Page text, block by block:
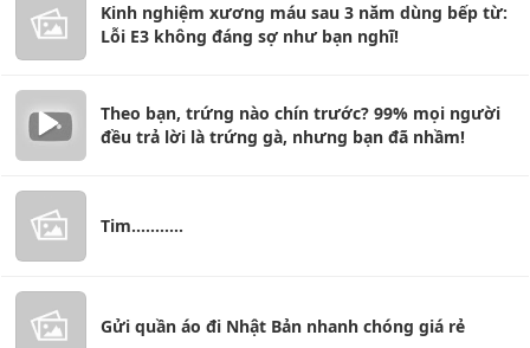
Kinh nghiệm xương máu sau 3 năm dùng bếp từ:
Lỗi E3 không đáng sợ như bạn nghĩ!
Theo bạn, trứng nào chín trước? 99% mọi người
đều trả lời là trứng gà, nhưng bạn đã nhầm!
Tim...........
Gửi quần áo đi Nhật Bản nhanh chóng giá rẻ